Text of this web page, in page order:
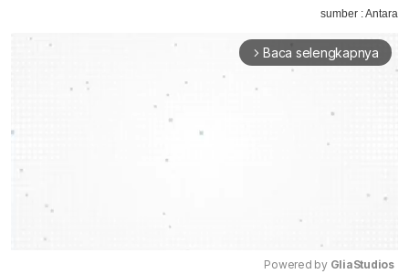
sumber : Antara
arrow_forward_ios Baca selengkapnya
Powered by GliaStudios